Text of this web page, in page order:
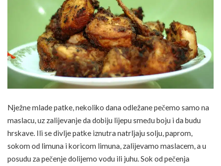
Nježne mlade patke, nekoliko dana odležane pečemo samo na
maslacu, uz zalijevanje da dobiju lijepu smeđu boju i da budu
hrskave. Ili se divlje patke iznutra natrljaju solju, paprom,
sokom od limuna i koricom limuna, zalijevamo maslacem, a u
posudu za pečenje dolijemo vodu ili juhu. Sok od pečenja